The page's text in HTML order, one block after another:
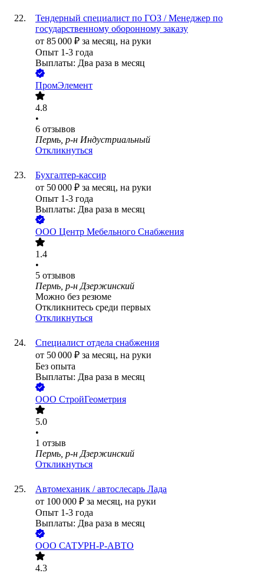
Тендерный специалист по ГОЗ / Менеджер по
государственному оборонному заказу
от 85 000 ₽ за месяц, на руки
Опыт 1-3 года
Выплаты: Два раза в месяц
ПромЭлемент
4.8
•
6 отзывов
Пермь, р-н Индустриальный
Откликнуться
Бухгалтер-кассир
от 50 000 ₽ за месяц, на руки
Опыт 1-3 года
Выплаты: Два раза в месяц
ООО Центр Мебельного Снабжения
1.4
•
5 отзывов
Пермь, р-н Дзержинский
Можно без резюме
Откликнитесь среди первых
Откликнуться
Специалист отдела снабжения
от 50 000 ₽ за месяц, на руки
Без опыта
Выплаты: Два раза в месяц
ООО СтройГеометрия
5.0
•
1 отзыв
Пермь, р-н Дзержинский
Откликнуться
Автомеханик / автослесарь Лада
от 100 000 ₽ за месяц, на руки
Опыт 1-3 года
Выплаты: Два раза в месяц
ООО САТУРН-Р-АВТО
4.3